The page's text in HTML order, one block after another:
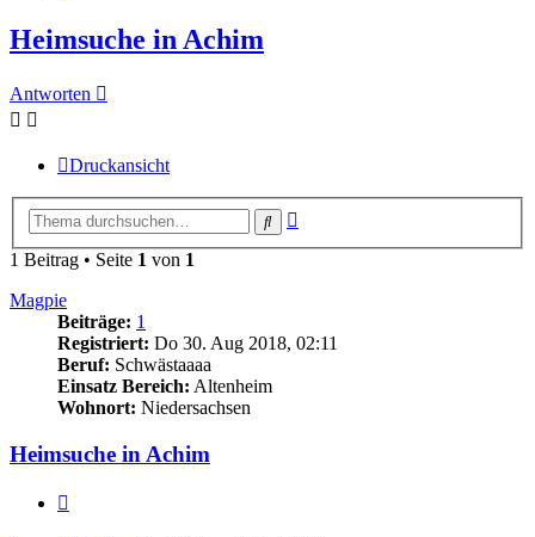
Heimsuche in Achim
Antworten
Druckansicht
Suche
1 Beitrag • Seite 1 von 1
Magpie
Beiträge: 1
Registriert: Do 30. Aug 2018, 02:11
Beruf: Schwästaaaa
Einsatz Bereich: Altenheim
Wohnort: Niedersachsen
Heimsuche in Achim